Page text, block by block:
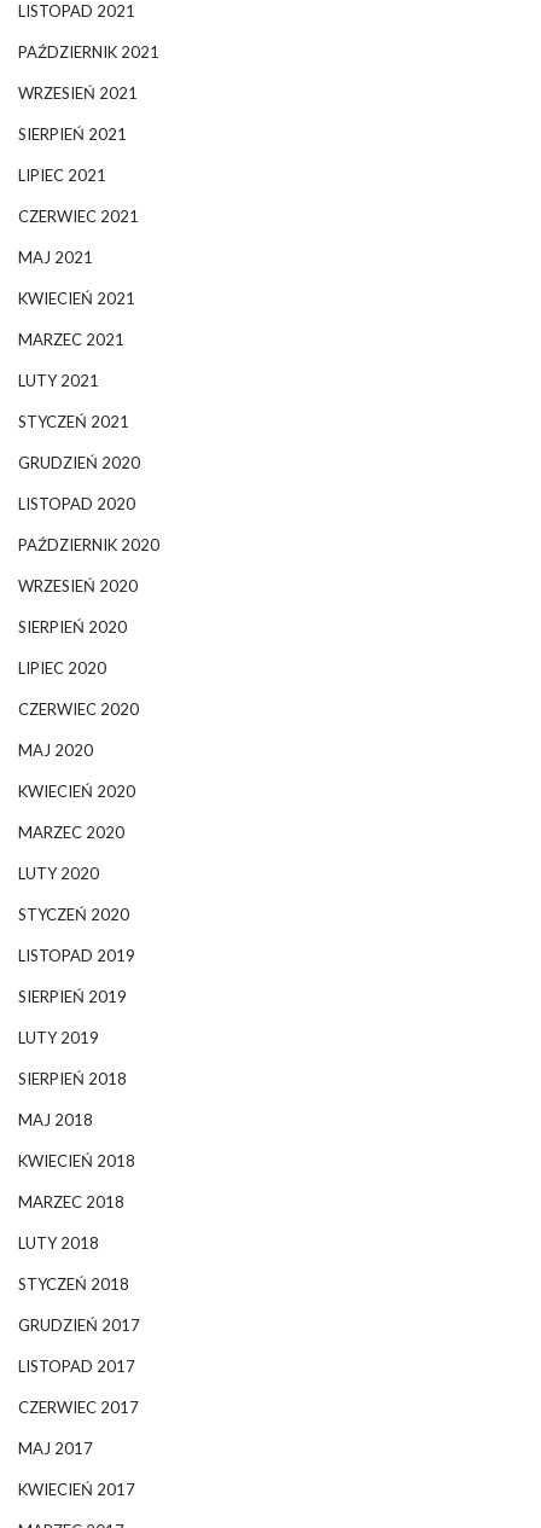
LISTOPAD 2021
PAŹDZIERNIK 2021
WRZESIEŃ 2021
SIERPIEŃ 2021
LIPIEC 2021
CZERWIEC 2021
MAJ 2021
KWIECIEŃ 2021
MARZEC 2021
LUTY 2021
STYCZEŃ 2021
GRUDZIEŃ 2020
LISTOPAD 2020
PAŹDZIERNIK 2020
WRZESIEŃ 2020
SIERPIEŃ 2020
LIPIEC 2020
CZERWIEC 2020
MAJ 2020
KWIECIEŃ 2020
MARZEC 2020
LUTY 2020
STYCZEŃ 2020
LISTOPAD 2019
SIERPIEŃ 2019
LUTY 2019
SIERPIEŃ 2018
MAJ 2018
KWIECIEŃ 2018
MARZEC 2018
LUTY 2018
STYCZEŃ 2018
GRUDZIEŃ 2017
LISTOPAD 2017
CZERWIEC 2017
MAJ 2017
KWIECIEŃ 2017